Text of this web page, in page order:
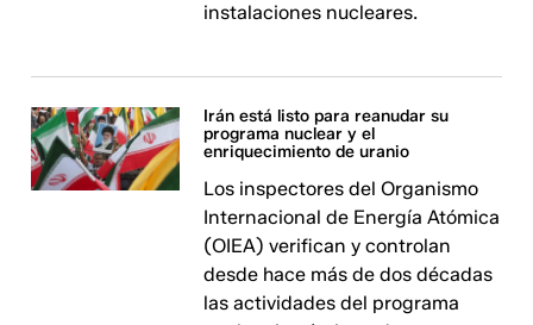
instalaciones nucleares.
Irán está listo para reanudar su
programa nuclear y el
enriquecimiento de uranio
Los inspectores del Organismo
Internacional de Energía Atómica
(OIEA) verifican y controlan
desde hace más de dos décadas
las actividades del programa